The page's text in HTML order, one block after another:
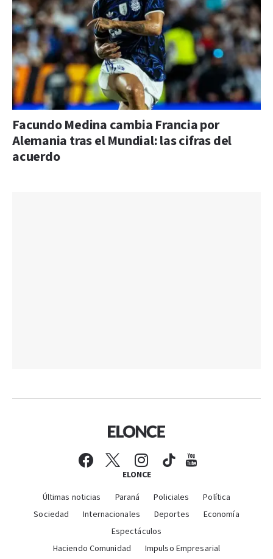
Facundo Medina cambia Francia por
Alemania tras el Mundial: las cifras del
acuerdo
ELONCE
Últimas noticias Paraná Policiales
Política
Sociedad
Internacionales Deportes
Economía
Espectáculos
Haciendo Comunidad
Impulso Empresarial